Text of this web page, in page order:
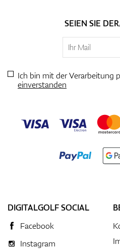
SEIEN SIE
Ich bin mit der Verarbeitung
einverstanden
DIGITALGOLF SOCIAL
Facebook
Instagram